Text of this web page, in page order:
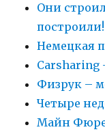
Они
построили!
Немецкая
Carsharing
Физрук –
Четыре
Майн